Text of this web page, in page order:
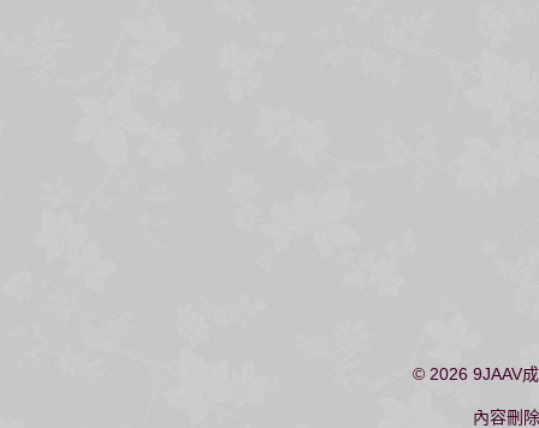
© 2026 9JAAV
內容刪除